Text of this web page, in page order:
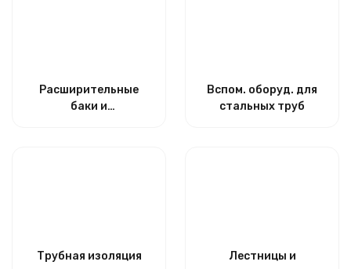
Расширительные
баки и
Вспом. оборуд. для
стальных труб
Трубная изоляция
Лестницы и